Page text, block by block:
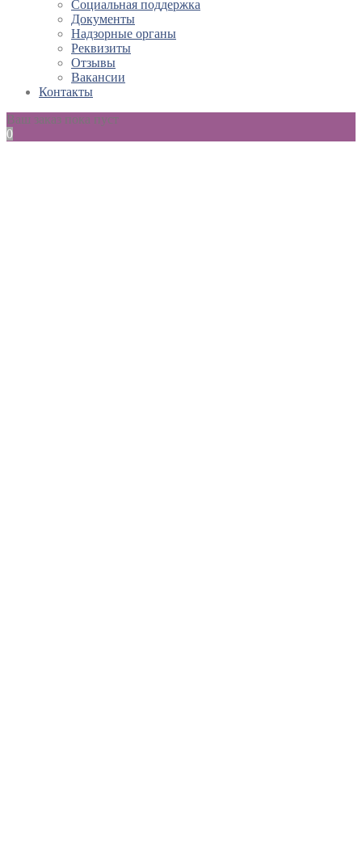
Социальная поддержка
Документы
Надзорные органы
Реквизиты
Отзывы
Вакансии
Контакты
Ваш заказ пока пуст
0